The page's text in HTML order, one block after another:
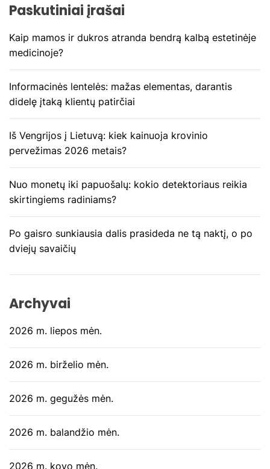
a
t
a
r
p
į
r
a
š
ų
Paskutiniai įrašai
Kaip mamos ir dukros atranda bendrą kalbą estetinėje
medicinoje?
Informacinės lentelės: mažas elementas, darantis
didelę įtaką klientų patirčiai
Iš Vengrijos į Lietuvą: kiek kainuoja krovinio
pervežimas 2026 metais?
Nuo monetų iki papuošalų: kokio detektoriaus reikia
skirtingiems radiniams?
Po gaisro sunkiausia dalis prasideda ne tą naktį, o po
dviejų savaičių
Archyvai
2026 m. liepos mėn.
2026 m. birželio mėn.
2026 m. gegužės mėn.
2026 m. balandžio mėn.
2026 m. kovo mėn.